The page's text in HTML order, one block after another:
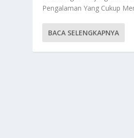
Pengalaman Yang Cukup
BACA SELENGKAPNYA